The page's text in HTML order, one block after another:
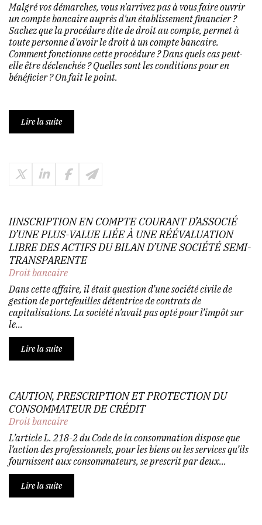
Malgré vos démarches, vous n'arrivez pas à vous faire ouvrir
un compte bancaire auprès d'un établissement financier ?
Sachez que la procédure dite de droit au compte, permet à
toute personne d'avoir le droit à un compte bancaire.
Comment fonctionne cette procédure ? Dans quels cas peut-
elle être déclenchée ? Quelles sont les conditions pour en
bénéficier ? On fait le point.
Lire la suite
IINSCRIPTION EN COMPTE COURANT D’ASSOCIÉ
D’UNE PLUS-VALUE LIÉE À UNE RÉÉVALUATION
LIBRE DES ACTIFS DU BILAN D’UNE SOCIÉTÉ SEMI-
TRANSPARENTE
Droit bancaire
Dans cette affaire, il était question d’une société civile de
gestion de portefeuilles détentrice de contrats de
capitalisations. La société n’avait pas opté pour l’impôt sur
le...
Lire la suite
CAUTION, PRESCRIPTION ET PROTECTION DU
CONSOMMATEUR DE CRÉDIT
Droit bancaire
L’article L. 218-2 du Code de la consommation dispose que
l’action des professionnels, pour les biens ou les services qu’ils
fournissent aux consommateurs, se prescrit par deux...
Lire la suite